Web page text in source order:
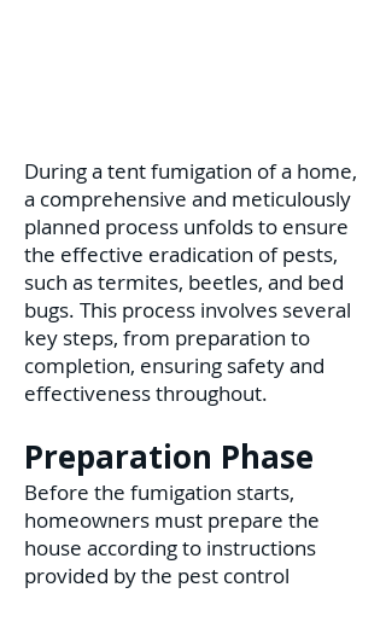
During a tent fumigation of a home,
a comprehensive and meticulously
planned process unfolds to ensure
the effective eradication of pests,
such as termites, beetles, and bed
bugs. This process involves several
key steps, from preparation to
completion, ensuring safety and
effectiveness throughout.
Preparation Phase
Before the fumigation starts,
homeowners must prepare the
house according to instructions
provided by the pest control